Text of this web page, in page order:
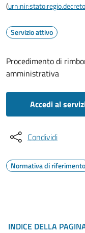
(
Servizio attivo
Procedimento di
amministrativa
Accedi al
Condividi
Normativa di riferimento
INDICE DELLA